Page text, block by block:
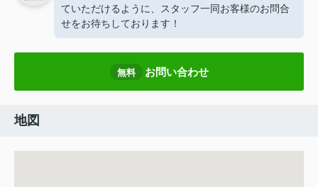
ていただけるように、スタッフ一同お客様のお問合
せをお待ちしております！
無料 お問い合わせ
地図